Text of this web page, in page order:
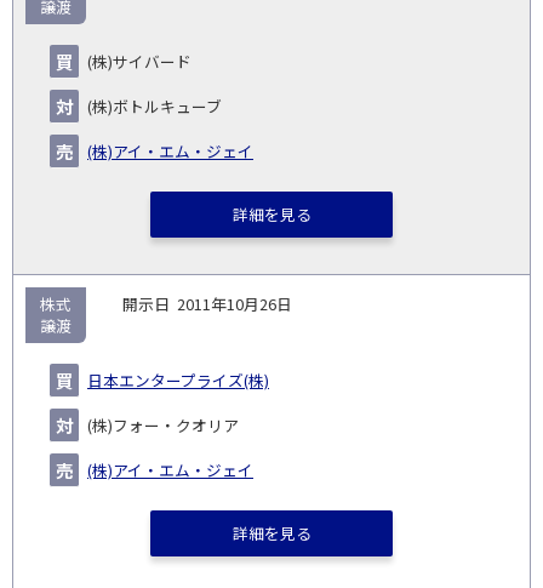
(株)サイバード
(株)ボトルキューブ
(株)アイ・エム・ジェイ
譲渡
詳細を見る
2011年10月26日
日本エンタープライズ(株)
(株)フォー・クオリア
(株)アイ・エム・ジェイ
株式
譲渡
詳細を見る